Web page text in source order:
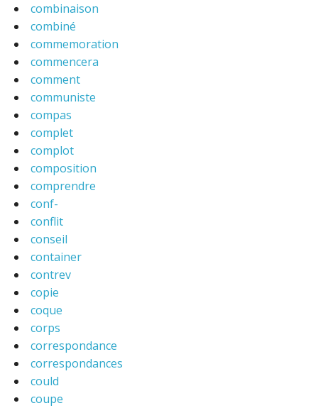
combinaison
combiné
commemoration
commencera
comment
communiste
compas
complet
complot
composition
comprendre
conf-
conflit
conseil
container
contrev
copie
coque
corps
correspondance
correspondances
could
coupe